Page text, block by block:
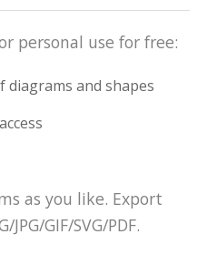
personal use for free:
and shapes
as you like. Export
GIF/SVG/PDF.